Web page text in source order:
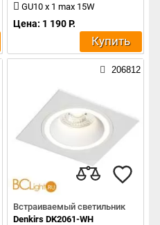
GU10 x 1 max 15W
Цена: 1 190 Р.
Купить
206812
Встраиваемый светильник
Denkirs DK2061-WH